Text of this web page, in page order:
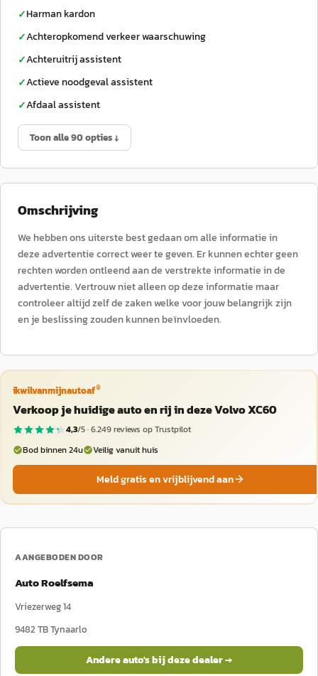
✓Harman kardon
✓Achteropkomend verkeer waarschuwing
✓Achteruitrij assistent
✓Actieve noodgeval assistent
✓Afdaal assistent
Toon alle 90 opties ↓
Omschrijving
We hebben ons uiterste best gedaan om alle informatie in
deze advertentie correct weer te geven. Er kunnen echter geen
rechten worden ontleend aan de verstrekte informatie in de
advertentie. Vertrouw niet alleen op deze informatie maar
controleer altijd zelf de zaken welke voor jouw belangrijk zijn
en je beslissing zouden kunnen beïnvloeden.
ikwilvanmijnautoaf®
Verkoop je huidige auto en rij in deze Volvo XC60
4,3/5 ·6.249reviews op Trustpilot
Bod binnen 24u
Veilig vanuit huis
Meld gratis en vrijblijvend aan
AANGEBODEN DOOR
Auto Roelfsema
Vriezerweg 14
9482 TBTynaarlo
Andere auto's bij deze dealer →